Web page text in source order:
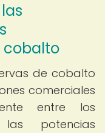
cobalto
de cobalto
comerciales
entre los
potencias